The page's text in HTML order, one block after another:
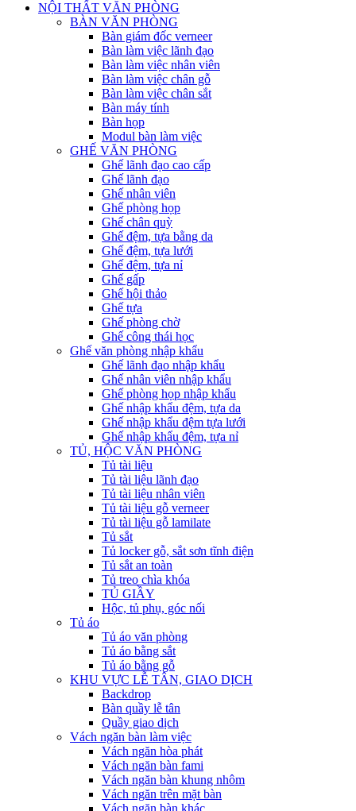
NỘI THẤT VĂN PHÒNG
BÀN VĂN PHÒNG
Bàn giám đốc verneer
Bàn làm việc lãnh đạo
Bàn làm việc nhân viên
Bàn làm việc chân gỗ
Bàn làm việc chân sắt
Bàn máy tính
Bàn họp
Modul bàn làm việc
GHẾ VĂN PHÒNG
Ghế lãnh đạo cao cấp
Ghế lãnh đạo
Ghế nhân viên
Ghế phòng họp
Ghế chân quỳ
Ghế đệm, tựa bằng da
Ghế đệm, tựa lưới
Ghế đệm, tựa nỉ
Ghế gấp
Ghế hội thảo
Ghế tựa
Ghế phòng chờ
Ghế công thái học
Ghế văn phòng nhập khẩu
Ghế lãnh đạo nhập khẩu
Ghế nhân viên nhập khẩu
Ghế phòng họp nhập khẩu
Ghế nhập khẩu đệm, tựa da
Ghế nhập khẩu đệm tựa lưới
Ghế nhập khẩu đệm, tựa nỉ
TỦ, HỘC VĂN PHÒNG
Tủ tài liệu
Tủ tài liệu lãnh đạo
Tủ tài liệu nhân viên
Tủ tài liệu gỗ verneer
Tủ tài liệu gỗ lamilate
Tủ sắt
Tủ locker gỗ, sắt sơn tĩnh điện
Tủ sắt an toàn
Tủ treo chìa khóa
TỦ GIẦY
Hộc, tủ phụ, góc nối
Tủ áo
Tủ áo văn phòng
Tủ áo bằng sắt
Tủ áo bằng gỗ
KHU VỰC LỄ TÂN, GIAO DỊCH
Backdrop
Bàn quầy lễ tân
Quầy giao dịch
Vách ngăn bàn làm việc
Vách ngăn hòa phát
Vách ngăn bàn fami
Vách ngăn bàn khung nhôm
Vách ngăn trên mặt bàn